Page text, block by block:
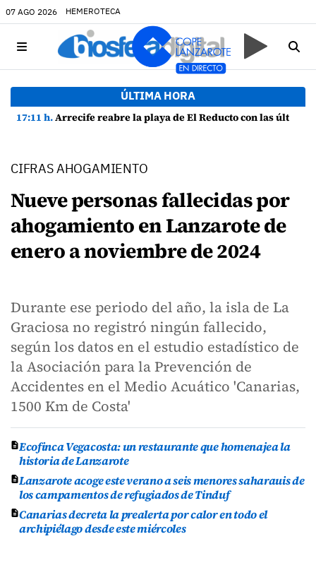
07 AGO 2026 HEMEROTECA
ÚLTIMA HORA
17:11 h.Arrecife reabre la playa de El Reducto con las últimas analíticas mostrando "una buena calidad de las aguas para el baño"
CIFRAS AHOGAMIENTO
Nueve personas fallecidas por
ahogamiento en Lanzarote de
enero a noviembre de 2024
Durante ese periodo del año, la isla de La
Graciosa no registró ningún fallecido,
según los datos en el estudio estadístico de
la Asociación para la Prevención de
Accidentes en el Medio Acuático 'Canarias,
1500 Km de Costa'
Ecofinca Vegacosta: un restaurante que homenajea la
historia de Lanzarote
Lanzarote acoge este verano a seis menores saharauis de
los campamentos de refugiados de Tinduf
Canarias decreta la prealerta por calor en todo el
archipiélago desde este miércoles